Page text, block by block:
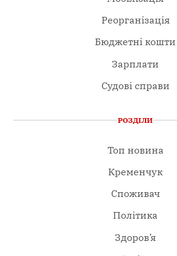
Реорганізація
Бюджетні кошти
Зарплати
Судові справи
РОЗДІЛИ
Топ новина
Кременчук
Споживач
Політика
Здоров’я